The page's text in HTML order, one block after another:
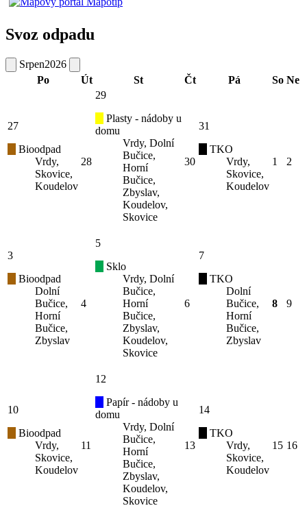
Svoz odpadu
Srpen2026
Po
Út St Čt Pá So Ne
27
Bioodpad
Vrdy,
Skovice,
Koudelov
28
29
Plasty - nádoby u
domu
Vrdy, Dolní
Bučice,
Horní
Bučice,
Zbyslav,
Koudelov,
Skovice
30
31
TKO
Vrdy,
Skovice,
Koudelov
1 2
3
Bioodpad
Dolní
Bučice,
Horní
Bučice,
Zbyslav
4
5
Sklo
Vrdy, Dolní
Bučice,
Horní
Bučice,
Zbyslav,
Koudelov,
Skovice
6
7
TKO
Dolní
Bučice,
Horní
Bučice,
Zbyslav
8 9
10
Bioodpad
Vrdy,
Skovice,
Koudelov
11
12
Papír - nádoby u
domu
Vrdy, Dolní
Bučice,
Horní
Bučice,
Zbyslav,
Koudelov,
Skovice
13
14
TKO
Vrdy,
Skovice,
Koudelov
15 16